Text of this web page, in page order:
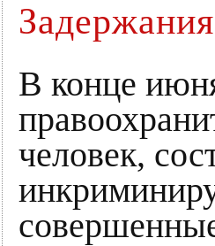
В конце
человек,